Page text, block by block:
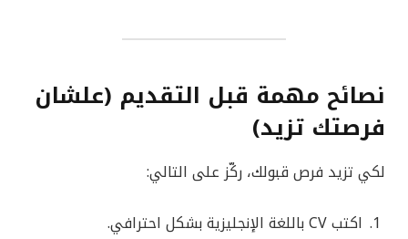
نصائح مهمة قبل التقديم (علشان
فرصتك تزيد)
لكي تزيد فرص قبولك، ركّز على التالي:
اكتب CV باللغة الإنجليزية بشكل احترافي.